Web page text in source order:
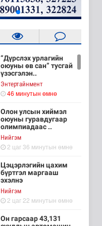
“Дүрслэх урлагийн
оюуны өв сан” тусгай
үзэсгэлэн..
Энтертайнмент
46 минутын өмнө
Олон улсын хиймэл
оюуны гуравдугаар
олимпиадаас ..
Нийгэм
2 цаг 36 минутын өмнө
Цэцэрлэгийн цахим
бүртгэл маргааш
эхэлнэ
Нийгэм
2 цаг 22 минутын өмнө
Он гарсаар 43,131